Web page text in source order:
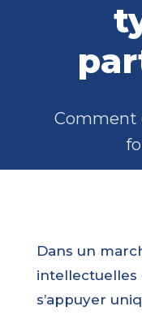
Comment
Dans un
intellectuelles
s’appuyer